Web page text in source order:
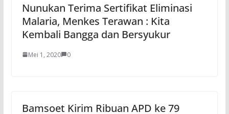
Nunukan Terima Sertifikat Eliminasi
Malaria, Menkes Terawan : Kita
Kembali Bangga dan Bersyukur
Mei 1, 2020 0
Bamsoet Kirim Ribuan APD ke 79